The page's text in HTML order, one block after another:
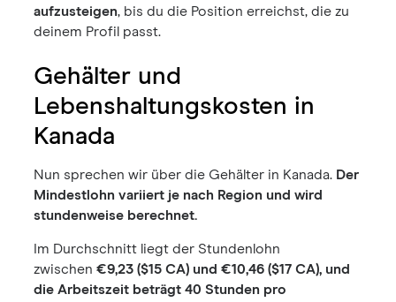
aufzusteigen, bis du die Position erreichst, die zu
deinem Profil passt.
Gehälter und
Lebenshaltungskosten in
Kanada
Nun sprechen wir über die Gehälter in Kanada. Der
Mindestlohn variiert je nach Region und wird
stundenweise berechnet.
Im Durchschnitt liegt der Stundenlohn
zwischen€9,23 ($15 CA) und €10,46 ($17 CA), und
die Arbeitszeit beträgt 40 Stunden pro